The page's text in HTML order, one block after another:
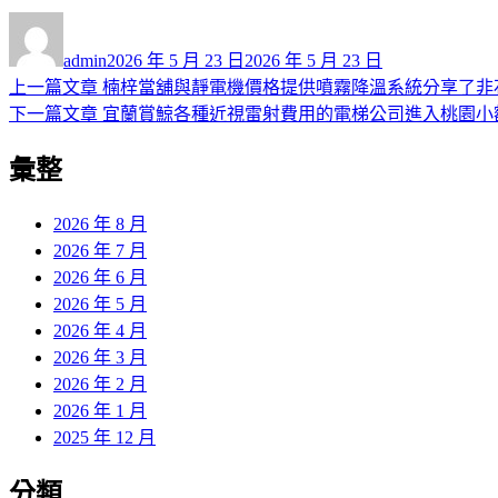
者
admin佈
日
期:
2026 年 5 月 23 日 2026 年 5 月 23 日
文
章
導
上一篇文章 上
一
楠梓當舖與靜電機價格提供噴霧降溫系統分享了非
下一篇文章 下
章:
宜蘭賞鯨各種近視雷射費用的電梯公司進入桃園小
彙整
2026 年 8 月
2026 年 7 月
2026 年 6 月
2026 年 5 月
2026 年 4 月
2026 年 3 月
2026 年 2 月
2026 年 1 月
2025 年 12 月